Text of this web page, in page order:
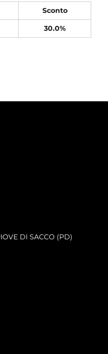
Sconto
30.0%
DI SACCO (PD)